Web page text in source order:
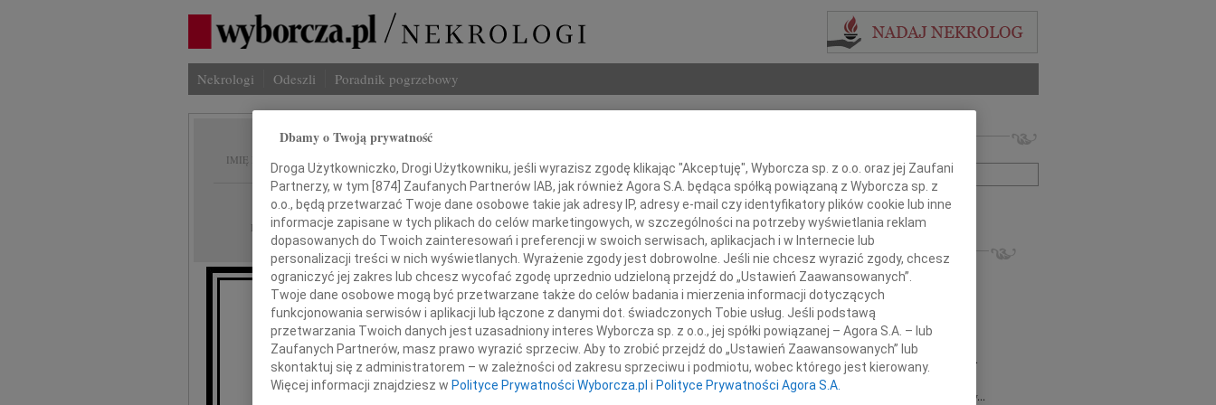
Nekrologi Odeszli Poradnik pogrzebowy
IMIĘ I NAZWISKO: Ryszard Śnieżko
REGION: Gdańsk
DATA EMISJI: 27.02.2023
Z wielkim żalem przyjęłyśmy wiadomość,
że odszedł
+ szukanie zaawansowane
INNE NEKROLOGI
06.08.2026 Gdańsk
Drogi Piotrze Koleżanki i Koledzy z firmy...
05.08.2026Gdańsk
Nasze Koleżance Renacie Sęk w trudnych...
04.08.2026
Gdańsk
Panu Piotrowi Widzowi Radnemu Sejmiku...
Zofia Mazurek
Gdańsk
Naszej Koleżance Beacie Rumińskiej wyrazy...
Dbamy o Twoją prywatność
Droga Użytkowniczko, Drogi Użytkowniku, jeśli wyrazisz zgodę klikając "Akceptuję", Wyborcza sp. z o.o. oraz jej Zaufani
Partnerzy, w tym [ 874 ] Zaufanych Partnerów IAB, jak również Agora S.A. będąca spółką powiązaną z Wyborcza sp. z
o.o., będą przetwarzać Twoje dane osobowe takie jak adresy IP, adresy e-mail czy identyfikatory plików cookie lub inne
informacje zapisane w tych plikach do celów marketingowych, w szczególności na potrzeby wyświetlania reklam
dopasowanych do Twoich zainteresowań i preferencji w swoich serwisach, aplikacjach i w Internecie lub
personalizacji treści w nich wyświetlanych. Wyrażenie zgody jest dobrowolne. Jeśli nie chcesz wyrazić zgody, chcesz
ograniczyć jej zakres lub chcesz wycofać zgodę uprzednio udzieloną przejdź do „Ustawień Zaawansowanych”.
Twoje dane osobowe mogą być przetwarzane także do celów badania i mierzenia informacji dotyczących
funkcjonowania serwisów i aplikacji lub łączone z danymi dot. świadczonych Tobie usług. Jeśli podstawą
przetwarzania Twoich danych jest uzasadniony interes Wyborcza sp. z o.o., jej spółki powiązanej – Agora S.A. – lub
Zaufanych Partnerów, masz prawo wyrazić sprzeciw. Aby to zrobić przejdź do „Ustawień Zaawansowanych” lub
skontaktuj się z administratorem – w zależności od zakresu sprzeciwu i podmiotu, wobec którego jest kierowany.
Więcej informacji znajdziesz w Polityce Prywatności Wyborcza.pl i Polityce Prywatności Agora S.A.